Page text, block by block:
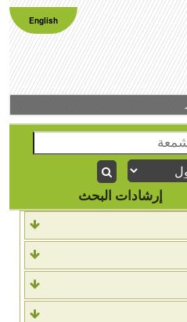
English
إرشادات البحث